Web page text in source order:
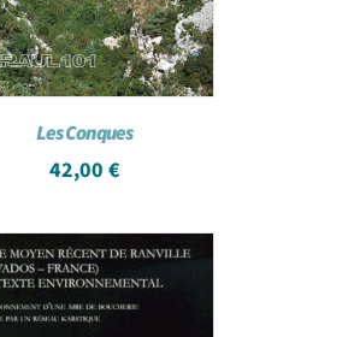
Les Conques
42,00 €